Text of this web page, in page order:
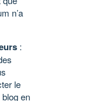
n’a
:
le
en